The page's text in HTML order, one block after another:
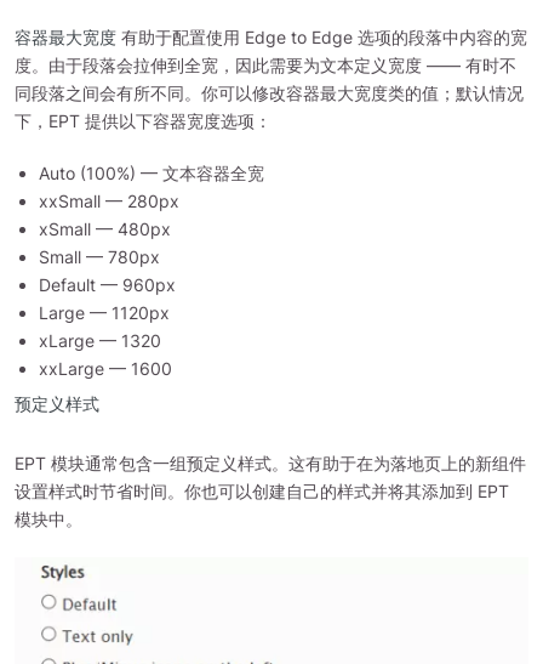
容器最大宽度 有助于配置使用 Edge to Edge 选项的段落中内容的宽
度。由于段落会拉伸到全宽，因此需要为文本定义宽度 —— 有时不
同段落之间会有所不同。你可以修改容器最大宽度类的值；默认情况
下，EPT 提供以下容器宽度选项：
Auto (100%) — 文本容器全宽
xxSmall — 280px
xSmall — 480px
Small — 780px
Default — 960px
Large — 1120px
xLarge — 1320
xxLarge — 1600
预定义样式
EPT 模块通常包含一组预定义样式。这有助于在为落地页上的新组件
设置样式时节省时间。你也可以创建自己的样式并将其添加到 EPT
模块中。